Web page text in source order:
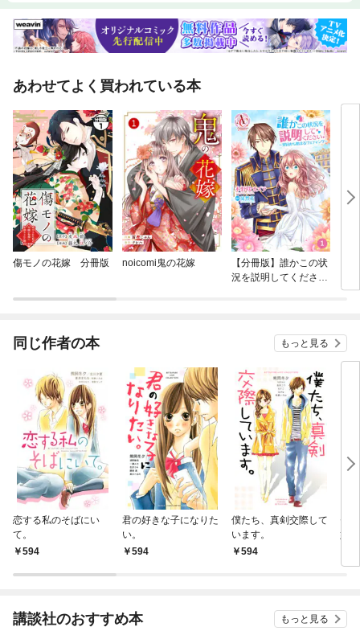
あわせてよく買われている本
傷モノの花嫁 分冊版 noicomi鬼の花嫁
【分冊版】誰かこの状
況を説明してくださ
同じ作者の本 もっと見る
恋する私のそばにい
て。
594
君の好きな子になりた
い。
594
僕たち、真剣交際して
います。
594
ゼ
好
講談社のおすすめ本 もっと見る